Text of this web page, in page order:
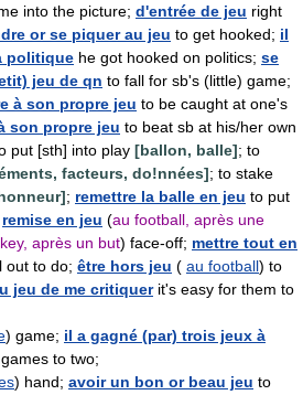
into the picture; d'entrée de jeu right
or se piquer au jeu to get hooked; il
politique he got hooked on politics; se
jeu de qn to fall for sb's (little) game;
à son propre jeu to be caught at one's
son propre jeu to beat sb at his/her own
put [sth] into play [ballon, balle]; to
facteurs, do!nnées]; to stake
; remettre la balle en jeu to put
remise en jeu (au football, après une
après un but) face-off; mettre tout en
out to do; être hors jeu ( au football) to
jeu de me critiquerit's easy for them to
) game; il a gagné (par) trois jeux à
to two;
) hand; avoir un bon or beau jeu to